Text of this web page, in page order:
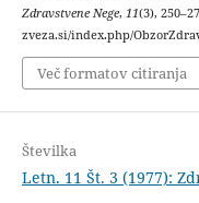
Zdravstvene Nege, 11(3),
zveza.si/index.php/
Več formatov citiranja
Številka
Letn. 11 Št. 3 (1977):